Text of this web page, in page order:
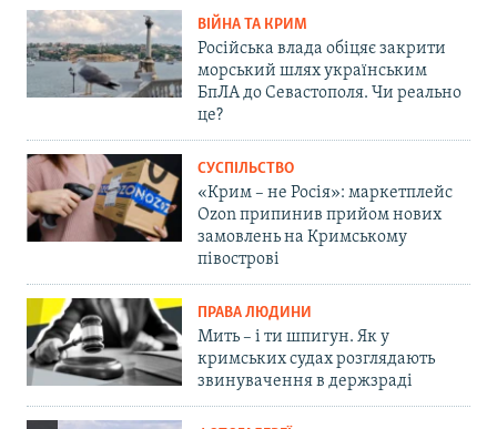
ВІЙНА ТА КРИМ
Російська влада обіцяє закрити
морський шлях українським
БпЛА до Севастополя. Чи реально
це?
СУСПІЛЬСТВО
«Крим – не Росія»: маркетплейс
Ozon припинив прийом нових
замовлень на Кримському
півострові
ПРАВА ЛЮДИНИ
Мить – і ти шпигун. Як у
кримських судах розглядають
звинувачення в держзраді